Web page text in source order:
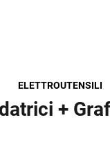
ELETTROUTENSILI
+